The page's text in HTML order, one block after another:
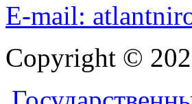
E-mail:
Copyright ©